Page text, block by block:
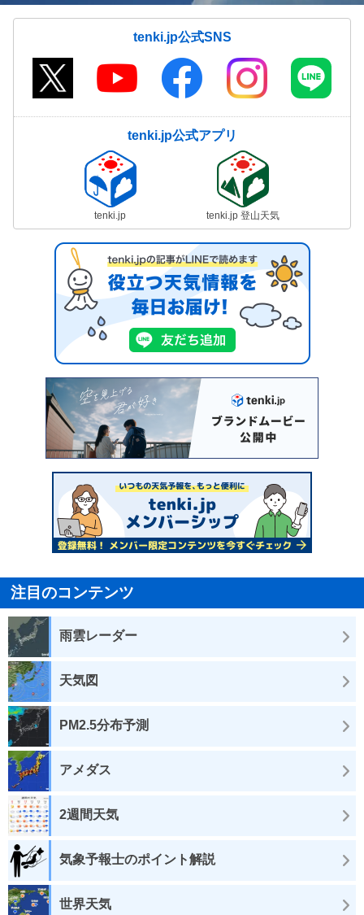
tenki.jp公式SNS
tenki.jp公式アプリ
tenki.jp tenki.jp 登山天気
注目のコンテンツ
雨雲レーダー
天気図
PM2.5分布予測
アメダス
2週間天気
気象予報士のポイント解説
世界天気